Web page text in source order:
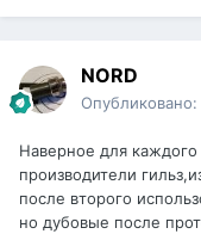
NORD
Опубликовано:
Наверное для
производители
после второго
но дубовые после